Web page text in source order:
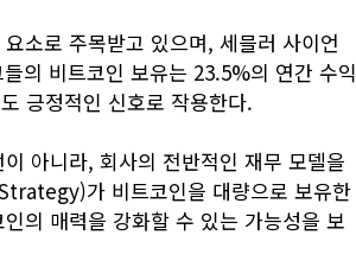
소로 주목받고 있으며, 세믈러 사이언
의 비트코인 보유는 23.5%의 연간 수익
긍정적인 신호로 작용한다.
아니라, 회사의 전반적인 재무 모델을
가 비트코인을 대량으로 보유한
의 매력을 강화할 수 있는 가능성을 보